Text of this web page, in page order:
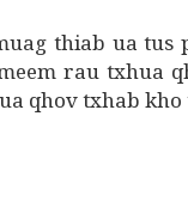
thiab ua tus
rau txhua
qhov txhab kho